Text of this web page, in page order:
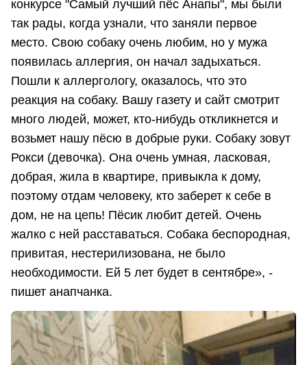
конкурсе "Самый лучший пёс Анапы", мы были
так рады, когда узнали, что заняли первое
место. Свою собаку очень любим, но у мужа
появилась аллергия, он начал задыхаться.
Пошли к аллергологу, оказалось, что это
реакция на собаку. Вашу газету и сайт смотрит
много людей, может, кто-нибудь откликнется и
возьмет нашу пёсю в добрые руки. Собаку зовут
Рокси (девочка). Она очень умная, ласковая,
добрая, жила в квартире, привыкла к дому,
поэтому отдам человеку, кто заберет к себе в
дом, не на цепь! Пёсик любит детей. Очень
жалко с ней расставаться. Собака беспородная,
привитая, нестерилизована, не было
необходимости. Ей 5 лет будет в сентябре», -
пишет анапчанка.